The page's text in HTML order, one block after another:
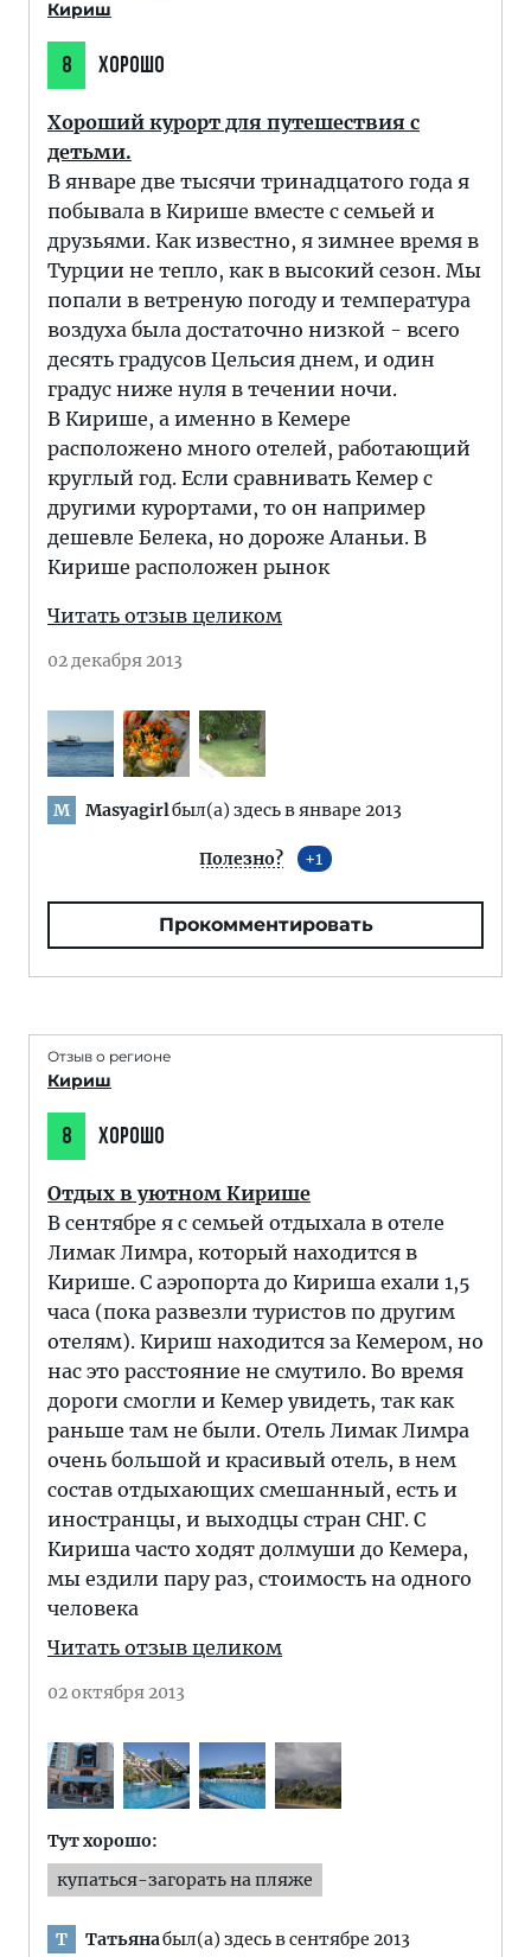
Кириш
8 ХОРОШО
Хороший курорт для путешествия с
детьми.
В январе две тысячи тринадцатого года я
побывала в Кирише вместе с семьей и
друзьями. Как известно, я зимнее время в
Турции не тепло, как в высокий сезон. Мы
попали в ветреную погоду и температура
воздуха была достаточно низкой - всего
десять градусов Цельсия днем, и один
градус ниже нуля в течении ночи.
В Кирише, а именно в Кемере
расположено много отелей, работающий
круглый год. Если сравнивать Кемер с
другими курортами, то он например
дешевле Белека, но дороже Аланьи. В
Кирише расположен рынок
Читать отзыв целиком
02 декабря 2013
M Masyagirlбыл(а) здесь в январе 2013
Полезно? 1
Прокомментировать
Отзыв о регионе
Кириш
8 ХОРОШО
Отдых в уютном Кирише
В сентябре я с семьей отдыхала в отеле
Лимак Лимра, который находится в
Кирише. С аэропорта до Кириша ехали 1,5
часа (пока развезли туристов по другим
отелям). Кириш находится за Кемером, но
нас это расстояние не смутило. Во время
дороги смогли и Кемер увидеть, так как
раньше там не были. Отель Лимак Лимра
очень большой и красивый отель, в нем
состав отдыхающих смешанный, есть и
иностранцы, и выходцы стран СНГ. С
Кириша часто ходят долмуши до Кемера,
мы ездили пару раз, стоимость на одного
человека
Читать отзыв целиком
02 октября 2013
Тут хорошо:
купаться-загорать на пляже
Т Татьянабыл(а) здесь в сентябре 2013